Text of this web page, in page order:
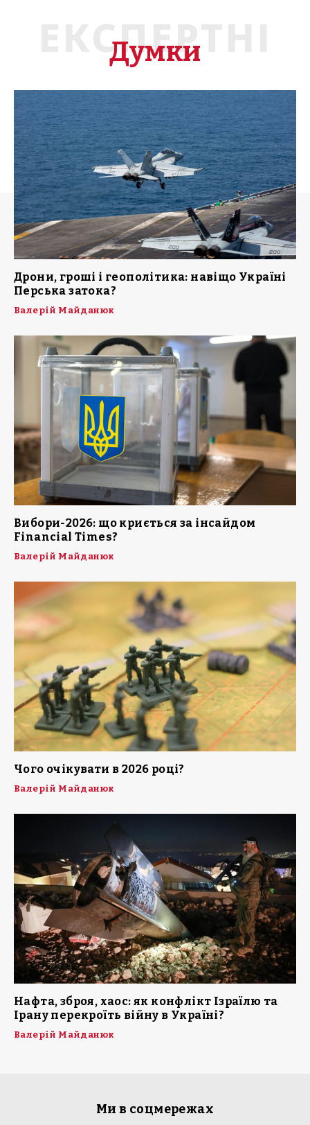
ЕКСПЕРТНІ
Думки
Дрони, гроші і геополітика: навіщо Україні
Перська затока?
Валерій Майданюк
Вибори-2026: що криється за інсайдом
Financial Times?
Валерій Майданюк
Чого очікувати в 2026 році?
Валерій Майданюк
Нафта, зброя, хаос: як конфлікт Ізраїлю та
Ірану перекроїть війну в Україні?
Валерій Майданюк
Ми в соцмережах